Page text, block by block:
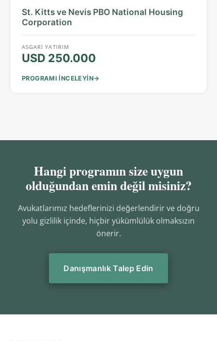
St. Kitts ve Nevis PBO National Housing
Corporation
ASGARI YATIRIM
USD 250.000
PROGRAMI INCELEYIN
Hangi programın size uygun
olduğundan emin değil misiniz?
Avukatlarımız hedeflerinizi değerlendirir ve doğru
yolu gizlilik içinde, hiçbir yükümlülük olmaksızın
önerir.
Danışmanlık Talep Edin